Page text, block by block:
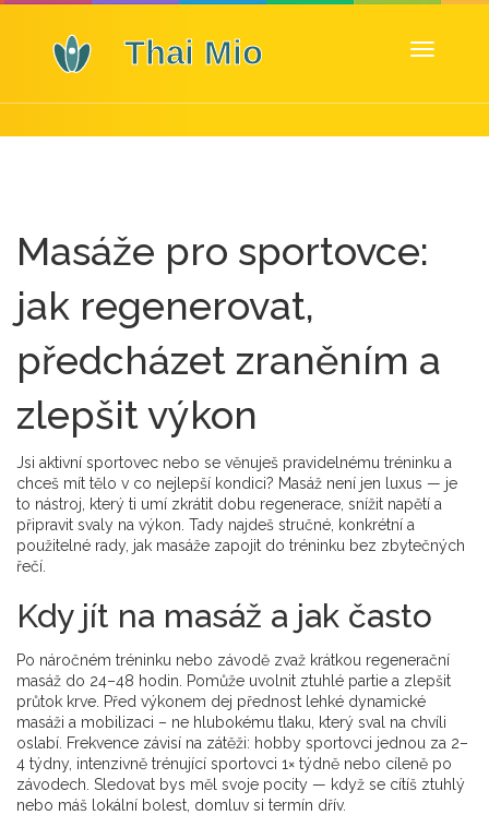
Zobrazit
Masáže pro sportovce:
jak regenerovat,
předcházet zraněním a
zlepšit výkon
Jsi aktivní sportovec nebo se věnuješ pravidelnému tréninku a
chceš mít tělo v co nejlepší kondici? Masáž není jen luxus — je
to nástroj, který ti umí zkrátit dobu regenerace, snížit napětí a
připravit svaly na výkon. Tady najdeš stručné, konkrétní a
použitelné rady, jak masáže zapojit do tréninku bez zbytečných
řečí.
Kdy jít na masáž a jak často
Po náročném tréninku nebo závodě zvaž krátkou regenerační
masáž do 24–48 hodin. Pomůže uvolnit ztuhlé partie a zlepšit
průtok krve. Před výkonem dej přednost lehké dynamické
masáži a mobilizaci – ne hlubokému tlaku, který sval na chvíli
oslabí. Frekvence závisí na zátěži: hobby sportovci jednou za 2–
4 týdny, intenzivně trénující sportovci 1× týdně nebo cíleně po
závodech. Sledovat bys měl svoje pocity — když se cítíš ztuhlý
nebo máš lokální bolest, domluv si termín dřív.